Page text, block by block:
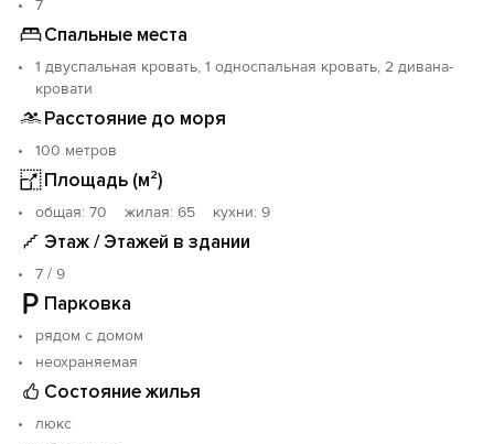
7
Спальные места
1 двуспальная кровать, 1 односпальная кровать, 2 дивана-
кровати
Расстояние до моря
100 метров
Площадь (м²)
oбщая: 70 жилая: 65 кухни: 9
Этаж / Этажей в здании
7 / 9
Парковка
рядом с домом
неохраняемая
Состояние жилья
люкс